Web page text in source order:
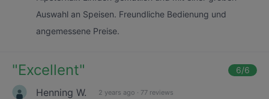
Auswahl an Speisen. Freundliche Bedienung und
angemessene Preise.
"Excellent" 6/6
Henning W. 2 years ago · 77 reviews